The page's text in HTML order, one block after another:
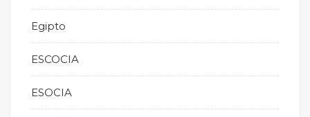
Egipto
ESCOCIA
ESOCIA